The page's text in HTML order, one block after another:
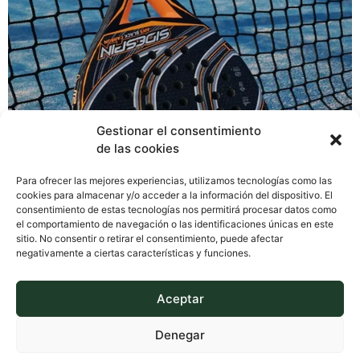
Gestionar el consentimiento
de las cookies
Para ofrecer las mejores experiencias, utilizamos tecnologías como las
cookies para almacenar y/o acceder a la información del dispositivo. El
consentimiento de estas tecnologías nos permitirá procesar datos como
el comportamiento de navegación o las identificaciones únicas en este
sitio. No consentir o retirar el consentimiento, puede afectar
negativamente a ciertas características y funciones.
Aceptar
Denegar
Jugar a pádel Nos vamos a centrar en lo principal, para
que sepas jugar a pádel. El pádel es un deporte de
raqueta que se juega en una pista más pequeña que la
de tenis, con paredes y una red en el medio. Aunque se
originó en México en la década de 1960, el pádel […]